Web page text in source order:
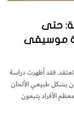
حتى
موسيقى
تعتقد. فقد أظهرت دراسة
بشكل طبيعي الألحان
الأفراد يتبعون